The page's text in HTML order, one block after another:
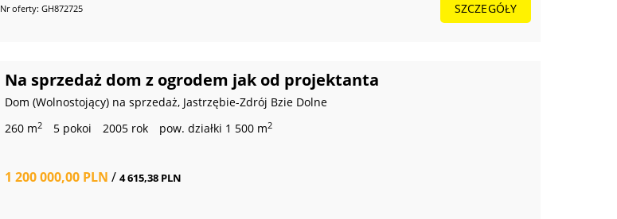
Nr oferty: GH872725 SZCZEGÓŁY
Na sprzedaż dom z ogrodem jak od projektanta
Dom (Wolnostojący) na sprzedaż, Jastrzębie-Zdrój Bzie Dolne
260 m2 5 pokoi 2005 rok pow. działki 1 500 m2
1 200 000,00 PLN / 4 615,38 PLN